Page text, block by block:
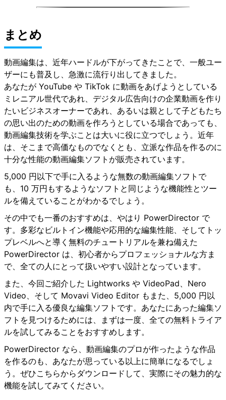
まとめ
動画編集は、近年ハードルが下がってきたことで、一般ユー
ザーにも普及し、急激に流行り出してきました。
あなたが YouTube や TikTok に動画をあげようとしている
ミレニアル世代であれ、デジタル広告向けの企業動画を作り
たいビジネスオーナーであれ、あるいは親として子どもたち
の思い出のための動画を作ろうとしている場合であっても、
動画編集技術を学ぶことは大いに役に立つでしょう。近年
は、そこまで高価なものでなくとも、立派な作品を作るのに
十分な性能の動画編集ソフトが販売されています。
5,000 円以下で手に入るような無数の動画編集ソフトで
も、10 万円もするようなソフトと同じような機能性とツー
ルを備えていることがわかるでしょう。
その中でも一番のおすすめは、やはり PowerDirector で
す。多彩なビルトイン機能や応用的な編集性能、そしてトッ
プレベルへと導く無料のチュートリアルを兼ね備えた
PowerDirector は、初心者からプロフェッショナルな方ま
で、全ての人にとって扱いやすい設計となっています。
また、今回ご紹介した Lightworks や VideoPad、Nero
Video、そして Movavi Video Editor もまた、5,000 円以
内で手に入る優良な編集ソフトです。あなたにあった編集ソ
フトを見つけるためには、まずは一度、全ての無料トライア
ルを試してみることをおすすめします。
PowerDirector なら、動画編集のプロが作ったような作品
を作るのも、あなたが思っている以上に簡単になるでしょ
う。ぜひこちらからダウンロードして、実際にその魅力的な
機能を試してみてください。